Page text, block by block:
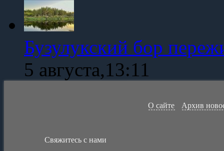
Бузулукский бор
5 августа,13:11
О сайте Архив
Свяжитесь с нами